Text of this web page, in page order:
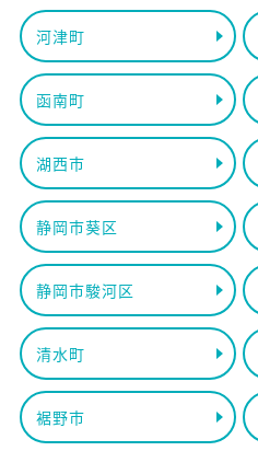
河津町
函南町
湖西市
静岡市葵区
静岡市駿河区
清水町
裾野市